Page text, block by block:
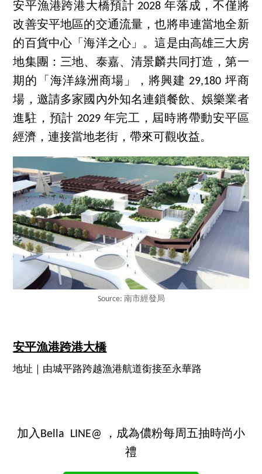
安平漁港跨港大橋預計 2028 年落成，不僅將
改善安平地區的交通流量，也將串連當地全新
的百貨中心「海洋之心」。這是由高雄三大房
地集團：三地、泰嘉、清景麟共同打造，第一
期的「海洋綠洲商場」，將興建 29,180 坪商
場，邀請多家國內外知名連鎖餐飲、娛樂業者
進駐，預計 2029 年完工，屆時將帶動安平區
經濟，連接當地老街，帶來可觀收益。
Source: 南市經發局
安平漁港跨港大橋
地址｜由城平路跨越漁港航道銜接至永華路
加入Bella LINE@ ，成為儂粉每周五抽時尚小
禮